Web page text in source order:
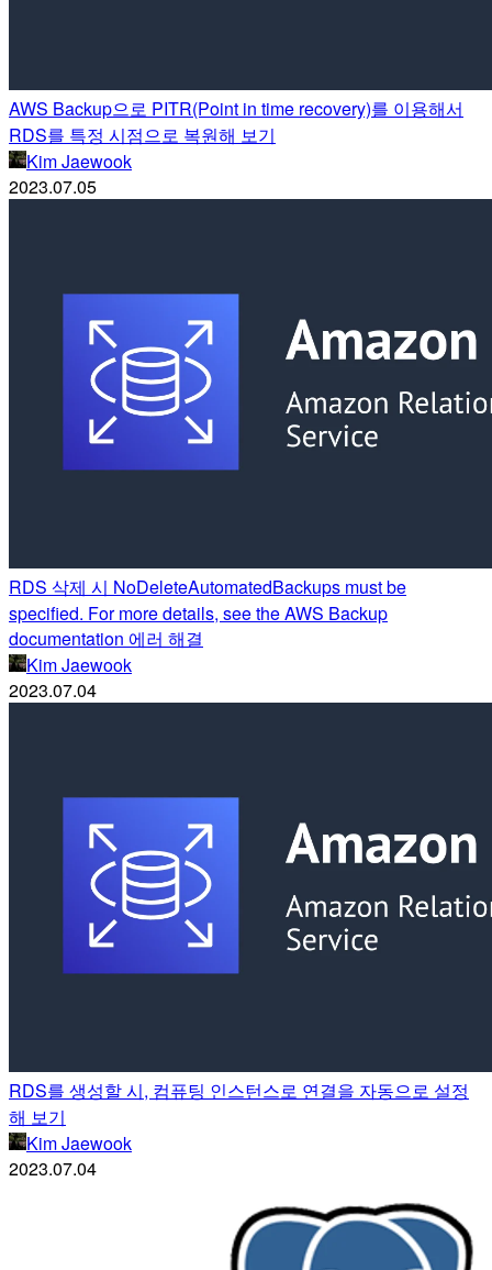
AWS Backup으로 PITR(Point in time recovery)를 이용해서
RDS를 특정 시점으로 복원해 보기
Kim Jaewook
2023.07.05
RDS 삭제 시 NoDeleteAutomatedBackups must be
specified. For more details, see the AWS Backup
documentation 에러 해결
Kim Jaewook
2023.07.04
RDS를 생성할 시, 컴퓨팅 인스턴스로 연결을 자동으로 설정
해 보기
Kim Jaewook
2023.07.04